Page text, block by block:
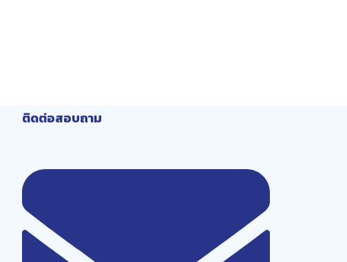
ติดต่อสอบถาม